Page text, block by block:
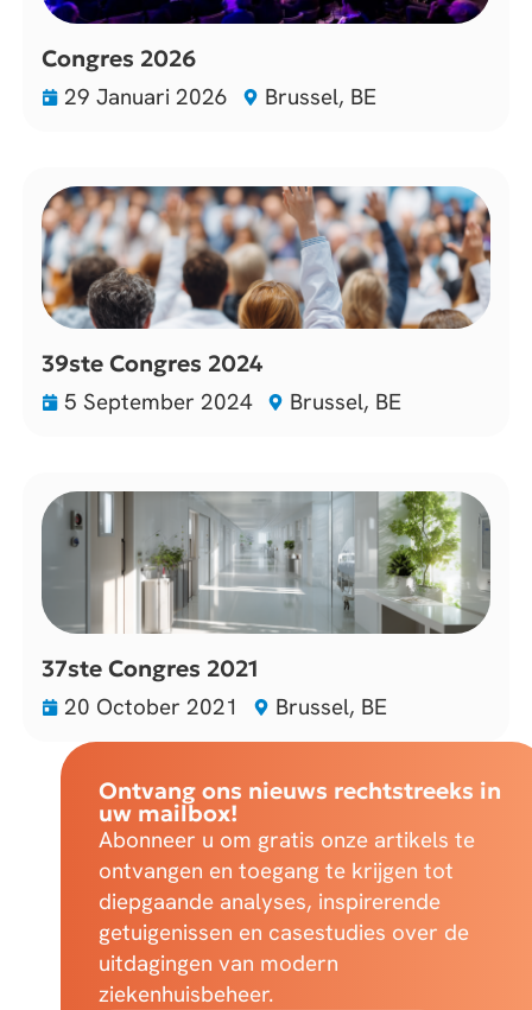
Congres 2026
29 Januari 2026 Brussel, BE
39ste Congres 2024
5 September 2024 Brussel, BE
37ste Congres 2021
20 October 2021 Brussel, BE
Ontvang ons nieuws rechtstreeks in
uw mailbox!
Abonneer u om gratis onze artikels te
ontvangen en toegang te krijgen tot
diepgaande analyses, inspirerende
getuigenissen en casestudies over de
uitdagingen van modern
ziekenhuisbeheer.